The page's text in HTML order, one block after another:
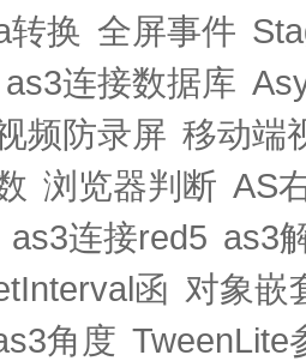
转换 全屏事件
as3连接数据库
频防录屏 移动端
浏览器判断 AS
as3连接red5 as3
函 对象嵌
角度 TweenLite